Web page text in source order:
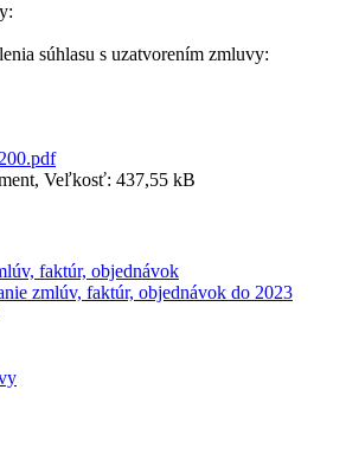
súhlasu s uzatvorením zmluvy:
Veľkosť: 437,55 kB
faktúr, objednávok
zmlúv, faktúr, objednávok do 2023